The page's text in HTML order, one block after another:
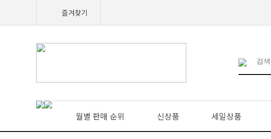
즐겨찾기
월별 판매 순위 신상품 세일상품